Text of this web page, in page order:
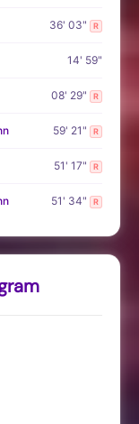
36' 03" R
14' 59"
08' 29" R
59' 21" R
51' 17" R
51' 34" R